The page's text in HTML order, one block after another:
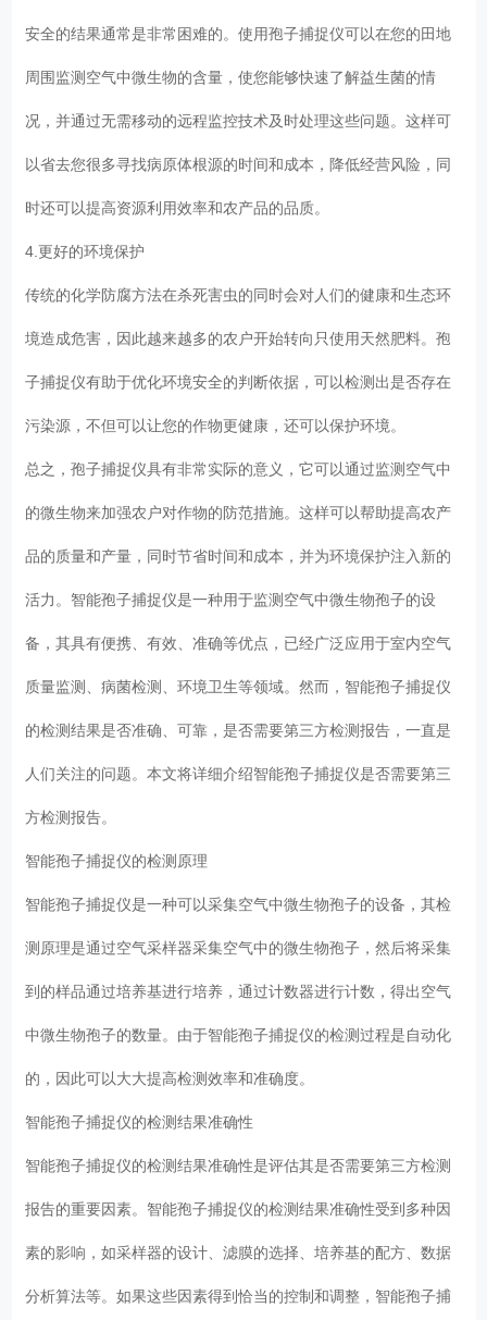
安全的结果通常是非常困难的。使用孢子捕捉仪可以在您的田地
周围监测空气中微生物的含量，使您能够快速了解益生菌的情
况，并通过无需移动的远程监控技术及时处理这些问题。这样可
以省去您很多寻找病原体根源的时间和成本，降低经营风险，同
时还可以提高资源利用效率和农产品的品质。
4.更好的环境保护
传统的化学防腐方法在杀死害虫的同时会对人们的健康和生态环
境造成危害，因此越来越多的农户开始转向只使用天然肥料。孢
子捕捉仪有助于优化环境安全的判断依据，可以检测出是否存在
污染源，不但可以让您的作物更健康，还可以保护环境。
总之，孢子捕捉仪具有非常实际的意义，它可以通过监测空气中
的微生物来加强农户对作物的防范措施。这样可以帮助提高农产
品的质量和产量，同时节省时间和成本，并为环境保护注入新的
活力。智能孢子捕捉仪是一种用于监测空气中微生物孢子的设
备，其具有便携、有效、准确等优点，已经广泛应用于室内空气
质量监测、病菌检测、环境卫生等领域。然而，智能孢子捕捉仪
的检测结果是否准确、可靠，是否需要第三方检测报告，一直是
人们关注的问题。本文将详细介绍智能孢子捕捉仪是否需要第三
方检测报告。
智能孢子捕捉仪的检测原理
智能孢子捕捉仪是一种可以采集空气中微生物孢子的设备，其检
测原理是通过空气采样器采集空气中的微生物孢子，然后将采集
到的样品通过培养基进行培养，通过计数器进行计数，得出空气
中微生物孢子的数量。由于智能孢子捕捉仪的检测过程是自动化
的，因此可以大大提高检测效率和准确度。
智能孢子捕捉仪的检测结果准确性
智能孢子捕捉仪的检测结果准确性是评估其是否需要第三方检测
报告的重要因素。智能孢子捕捉仪的检测结果准确性受到多种因
素的影响，如采样器的设计、滤膜的选择、培养基的配方、数据
分析算法等。如果这些因素得到恰当的控制和调整，智能孢子捕